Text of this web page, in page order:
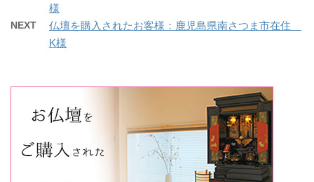
様
NEXT
仏壇を購入されたお客様：鹿児島県南さつま市在住
K様